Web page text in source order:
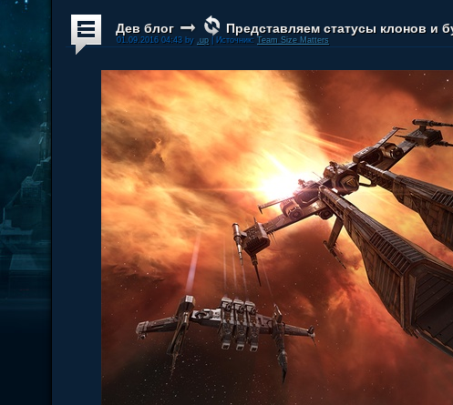
Дев блог Представляем статусы клонов и
01.09.2016 04:43 by .up| Источник: Team Size Matters